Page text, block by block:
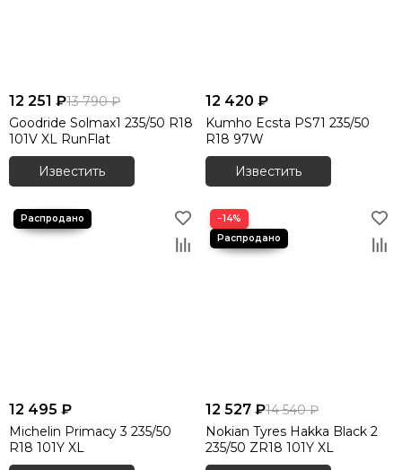
12 251 ₽13 790 ₽
Goodride Solmax1 235/50 R18
101V XL RunFlat
Известить
12 420 ₽
Kumho Ecsta PS71 235/50
R18 97W
Известить
12 495 ₽
Michelin Primacy 3 235/50
R18 101Y XL
−14%
12 527 ₽14 540 ₽
Nokian Tyres Hakka Black 2
235/50 ZR18 101Y XL